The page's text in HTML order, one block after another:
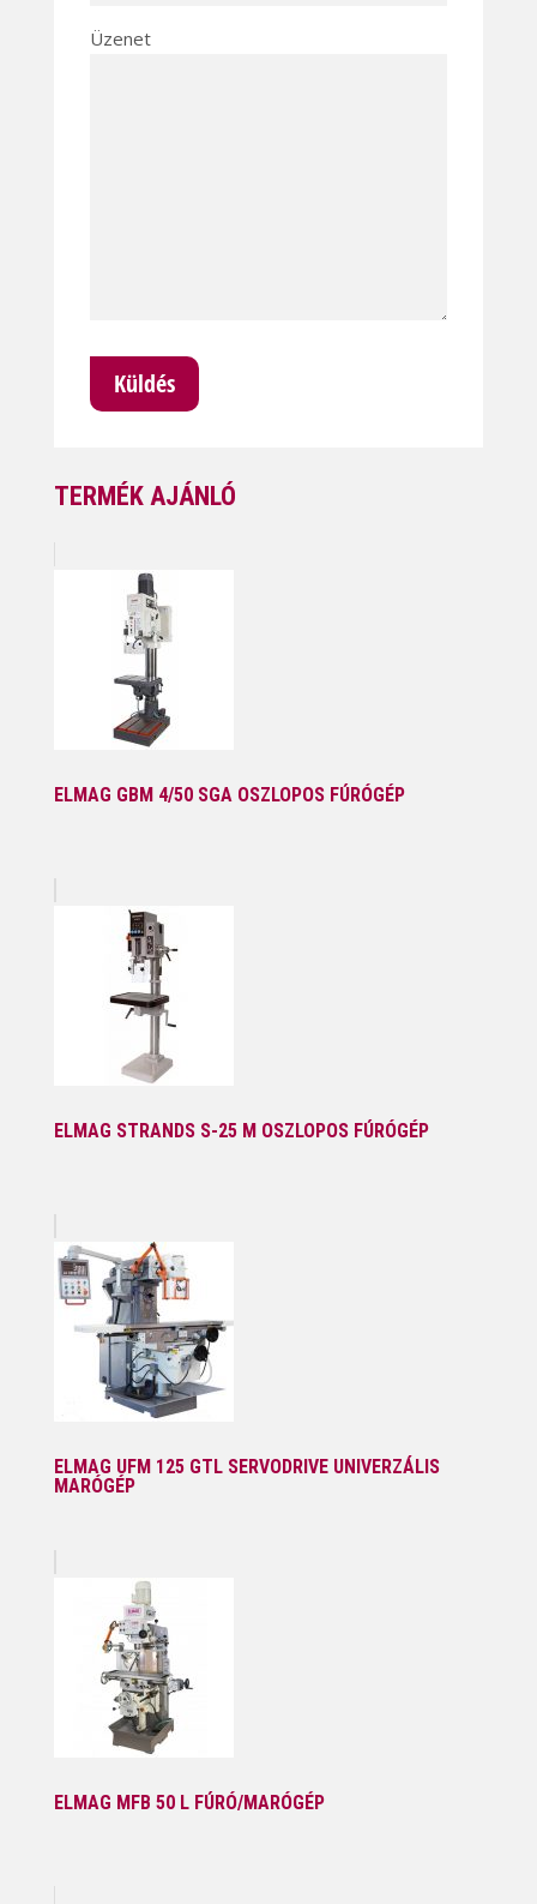
Üzenet
TERMÉK AJÁNLÓ
ELMAG GBM 4/50 SGA OSZLOPOS FÚRÓGÉP
ELMAG STRANDS S-25 M OSZLOPOS FÚRÓGÉP
ELMAG UFM 125 GTL SERVODRIVE UNIVERZÁLIS
MARÓGÉP
ELMAG MFB 50 L FÚRÓ/MARÓGÉP